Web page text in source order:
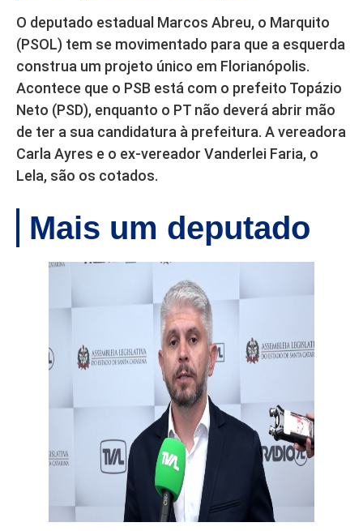
O deputado estadual Marcos Abreu, o Marquito
(PSOL) tem se movimentado para que a esquerda
construa um projeto único em Florianópolis.
Acontece que o PSB está com o prefeito Topázio
Neto (PSD), enquanto o PT não deverá abrir mão
de ter a sua candidatura à prefeitura. A vereadora
Carla Ayres e o ex-vereador Vanderlei Faria, o
Lela, são os cotados.
Mais um deputado